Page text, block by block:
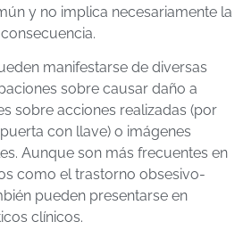
y no implica necesariamente la
manifestarse de diversas
sobre causar daño a
sobre acciones realizadas (por
con llave) o imágenes
Aunque son más frecuentes en
como el trastorno obsesivo-
pueden presentarse en
clínicos.